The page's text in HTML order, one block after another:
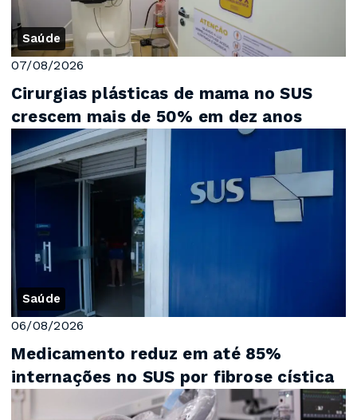
Saúde
07/08/2026
Cirurgias plásticas de mama no SUS
crescem mais de 50% em dez anos
Saúde
06/08/2026
Medicamento reduz em até 85%
internações no SUS por fibrose cística